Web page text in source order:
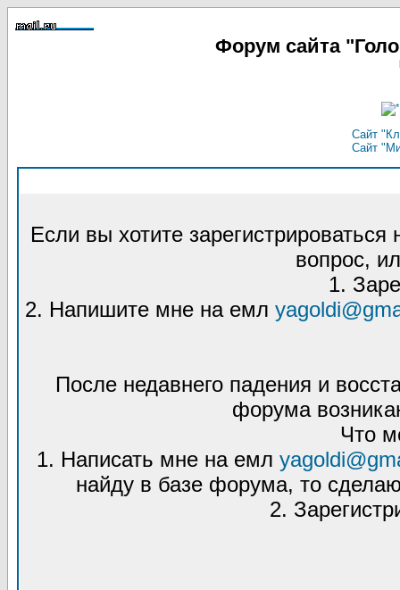
Форум сайта
Сайт
Сайт
Если вы хотите
вопрос,
1.
2. Напишите мне на емл
После недавнего падения и
форума
Что
1. Написать мне на емл
найду в базе форума, то
2.